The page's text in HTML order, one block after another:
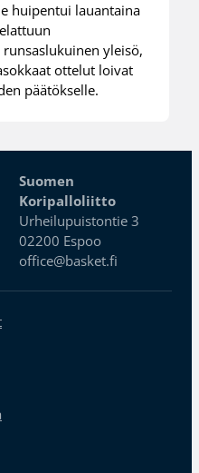
huipentui lauantaina
yleisö,
ottelut loivat
päätökselle.
Suomen
Koripalloliitto
Urheilupuistontie 3
02200 Espoo
office@basket.fi